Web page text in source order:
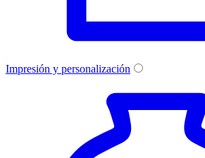
Impresión y personalización